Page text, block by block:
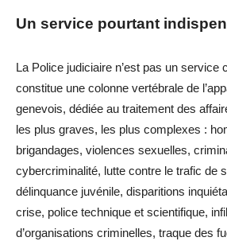
Un service pourtant
La Police judiciaire n’est pas un service
constitue une colonne vertébrale de
genevois, dédiée au traitement des
les plus graves, les plus complexes :
brigandages, violences sexuelles,
cybercriminalité, lutte contre le trafic de
délinquance juvénile, disparitions
crise, police technique et scientifique,
d’organisations criminelles, traque des